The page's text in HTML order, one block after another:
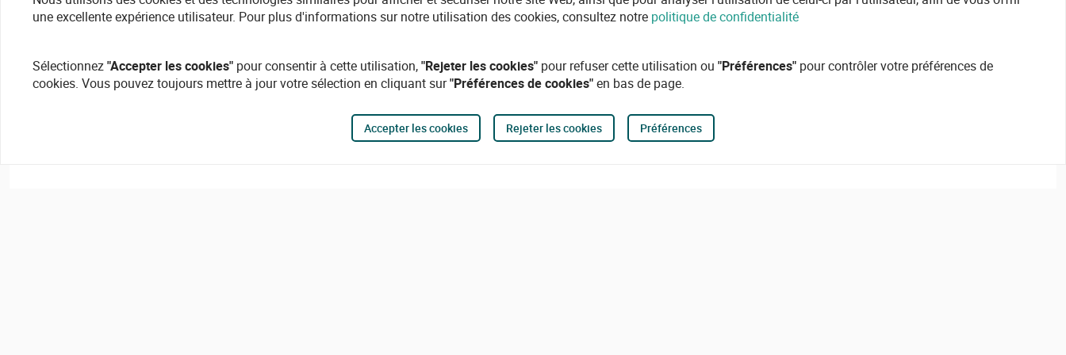
une excellente expérience utilisateur. Pour plus d'informations sur notre utilisation des cookies, consultez notre politique de confidentialité
Sélectionnez"Accepter les cookies" pour consentir à cette utilisation,"Rejeter les cookies" pour refuser cette utilisation ou "Préférences" pour contrôler votre préférences de
cookies. Vous pouvez toujours mettre à jour votre sélection en cliquant sur"Préférences de cookies"en bas de page.
Accepter les cookies Rejeter les cookies Préférences